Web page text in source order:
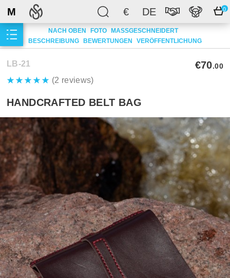
€ DE 0
M
NACH OBEN FOTO
MASSGESCHNEIDERT
BESCHREIBUNG BEWERTUNGEN VERÖFFENTLICHUNG
LB-21
(2 reviews)
€70.00
HANDCRAFTED BELT BAG